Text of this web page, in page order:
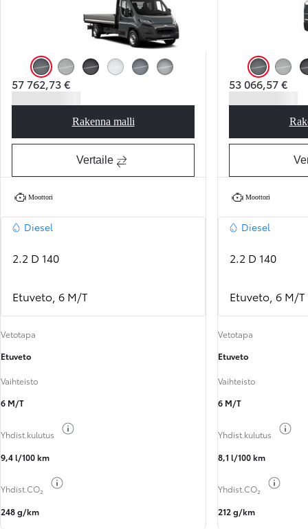
Anthracite
57 762,73 €
Rakenna malliProace Max Base
Vertaile
Moottori
Diesel
2.2 D 140
Etuveto, 6 M/T
Vetotapa
Etuveto
Vaihteisto
6 M/T
Yhdist.kulutus
9,4 l/100 km
Yhdist.CO₂
248 g/km
Anthracite
53 066,57 €
Moottori
Diesel
2.2 D 140
Etuveto, 6 M/T
Vetotapa
Etuveto
Vaihteisto
6 M/T
Yhdist.kulutus
8,1 l/100 km
Yhdist.CO₂
212 g/km